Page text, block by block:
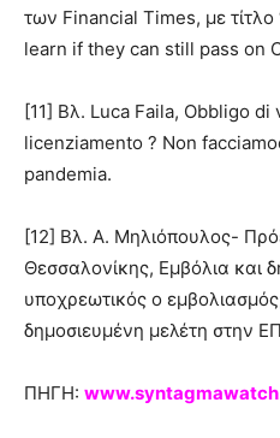
των Financial Times, με
learn if they can still pass on
[11] Βλ. Luca Faila, Obbligo di
licenziamento ? Non
pandemia.
[12] Βλ. Α. Μηλιόπουλος-
Θεσσαλονίκης, Εμβόλια και
υποχρεωτικός ο
δημοσιευμένη μελέτη στην
ΠΗΓΗ: